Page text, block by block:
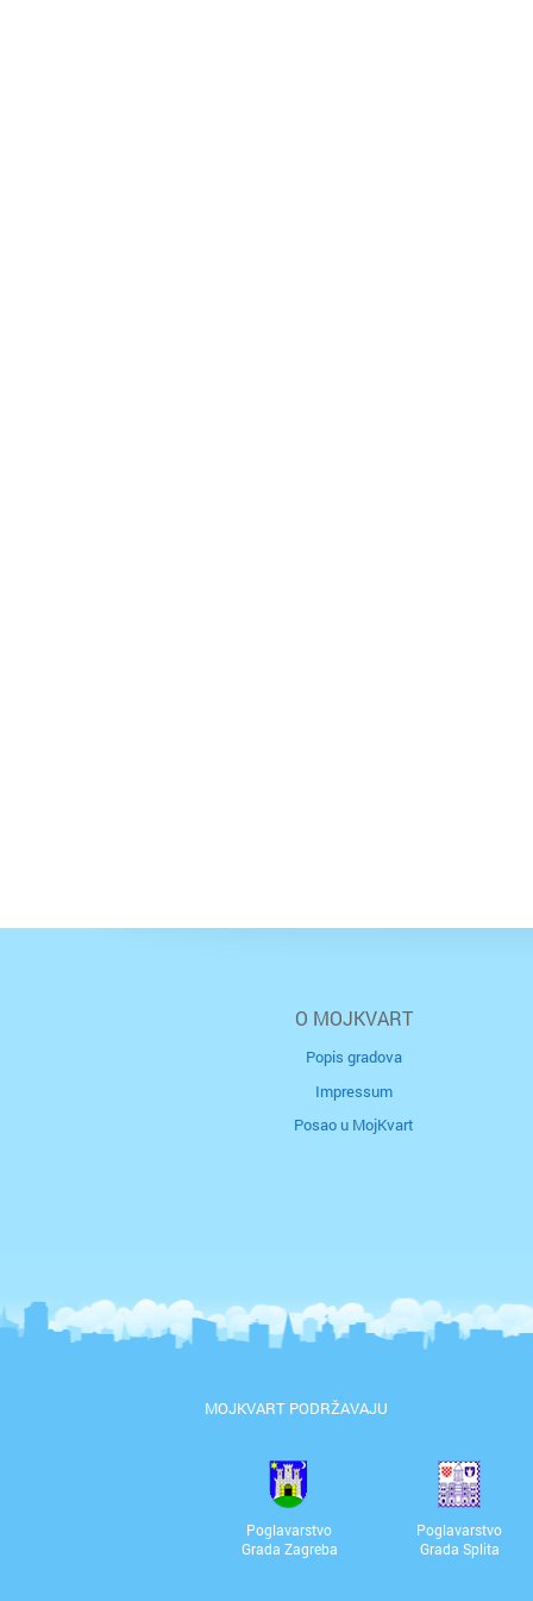
O MOJKVART
Popis gradova
Impressum
Posao u MojKvart
MOJKVART PODRŽAVAJU
Poglavarstvo
Grada Zagreba
Poglavarstvo
Grada Splita